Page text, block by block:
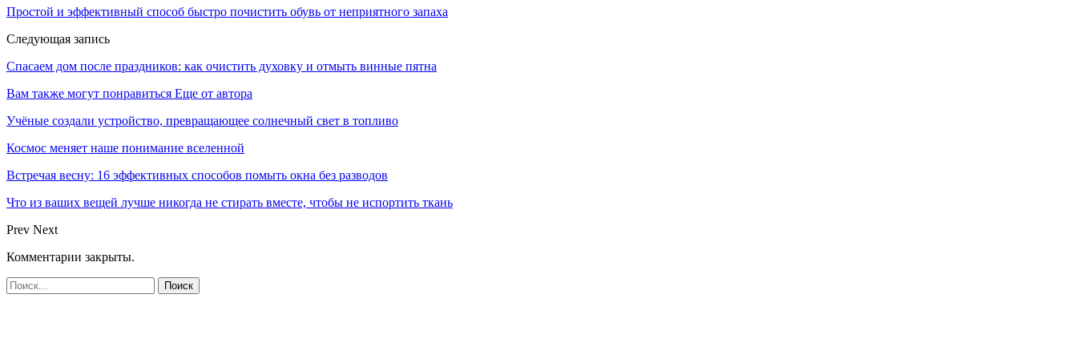
Простой и эффективный способ быстро почистить обувь от неприятного запаха
Следующая запись
Спасаем дом после праздников: как очистить духовку и отмыть винные пятна
Вам также могут понравиться Еще от автора
Учёные создали устройство, превращающее солнечный свет в топливо
Космос меняет наше понимание вселенной
Встречая весну: 16 эффективных способов помыть окна без разводов
Что из ваших вещей лучше никогда не стирать вместе, чтобы не испортить ткань
Prev Next
Комментарии закрыты.